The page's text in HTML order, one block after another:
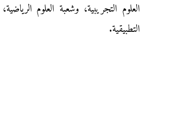
العلوم التجريبية، وشعبة العلوم
التطبيقية.